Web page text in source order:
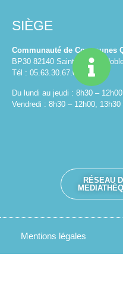
SIÈGE
Communauté de Communes
BP30 82140 Saint Antonin
Tél : 05.63.30.67.01
Du lundi au jeudi : 8h30 –
Vendredi : 8h30 – 12h00, 13h30
RÉSEAU
Mentions légales